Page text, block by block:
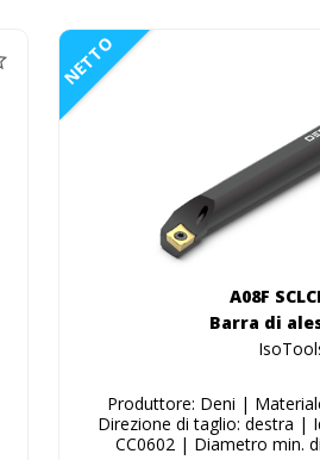
NETTO
A08F
Barra di
Produttore: Deni |
Direzione di taglio: destra |
CC0602 | Diametro min.